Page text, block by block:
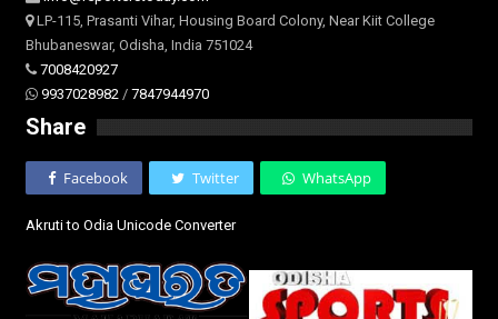
LP-115, Prasanti Vihar, Housing Board Colony, Near Kiit College
Bhubaneswar, Odisha, India 751024
7008420927
9937028982 / 7847944970
Share
Facebook Twitter WhatsApp
Akruti to Odia Unicode Converter